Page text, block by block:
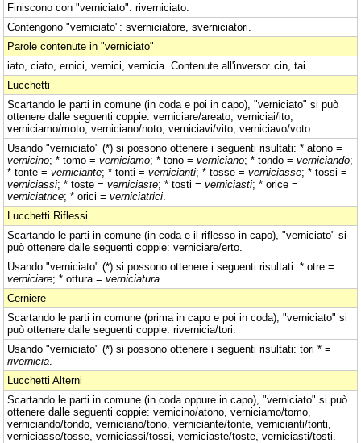
Finiscono con "verniciato": riverniciato.
Contengono "verniciato": sverniciatore, sverniciatori.
Parole contenute in "verniciato"
iato, ciato, ernici, vernici, vernicia. Contenute all'inverso: cin, tai.
Lucchetti
Scartando le parti in comune (in coda e poi in capo), "verniciato" si può
ottenere dalle seguenti coppie: verniciare/areato, verniciai/ito,
verniciamo/moto, verniciano/noto, verniciavi/vito, verniciavo/voto.
Usando "verniciato" (*) si possono ottenere i seguenti risultati: * atono =
vernicino; * tomo = verniciamo; * tono = verniciano; * tondo = verniciando;
* tonte = verniciante; * tonti = vernicianti; * tosse = verniciasse; * tossi =
verniciassi; * toste = verniciaste; * tosti = verniciasti; * orice =
verniciatrice; * orici = verniciatrici
Lucchetti Riflessi
Scartando le parti in comune (in coda e il riflesso in capo), "verniciato" si
può ottenere dalle seguenti coppie: verniciare/erto.
Usando "verniciato" (*) si possono ottenere i seguenti risultati: * otre =
verniciare; * ottura = verniciatura
Cerniere
Scartando le parti in comune (prima in capo e poi in coda), "verniciato" si
può ottenere dalle seguenti coppie: rivernicia/tori.
Usando "verniciato" (*) si possono ottenere i seguenti risultati: tori * =
rivernicia
Lucchetti Alterni
Scartando le parti in comune (in coda oppure in capo), "verniciato" si può
ottenere dalle seguenti coppie: vernicino/atono, verniciamo/tomo,
verniciando/tondo, verniciano/tono, verniciante/tonte, vernicianti/tonti,
verniciasse/tosse, verniciassi/tossi, verniciaste/toste, verniciasti/tosti.